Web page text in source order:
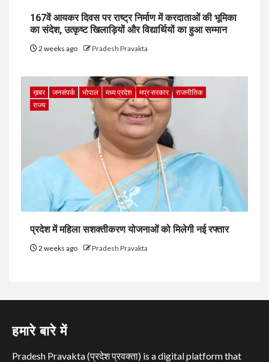
167वें आयकर दिवस पर राष्ट्र निर्माण में करदाताओं की भूमिका
का संदेश, उत्कृष्ट खिलाड़ियों और विद्यार्थियों का हुआ सम्मान
2 weeks ago Pradesh Pravakta
ख़बर जनसंपर्क भोपाल मध्य प्रदेश मप्र सरकार
राजनीतिक
राज्य
प्रदेश में महिला सशक्तीकरण योजनाओं को मिलेगी नई रफ्तार
2 weeks ago Pradesh Pravakta
हमारे बारे में
Pradesh Pravakta (प्रदेश प्रवक्ता) is a digital platform that